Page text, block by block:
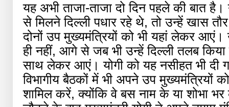
यह अभी ताजा-ताजा दो दिन पहले की बात
से मिलने दिल्ली पधार रहे थे, तो उन्हें खास
दोनों उप मुख्यमंत्रियों को भी यहां लेकर
ही नहीं, आगे से जब भी उन्हें दिल्ली तलब किया
साथ लेकर आएं। योगी को यह नसीहत भी दी
विभागीय बैठकों में भी अपने उप
शामिल करें, क्योंकि वे बस नाम के या शोभा